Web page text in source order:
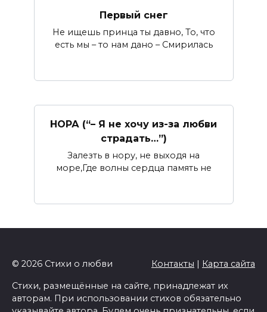
Первый снег
Не ищешь принца ты давно, То, что
есть мы – то нам дано – Смирилась
НОРА (“– Я не хочу из-за любви
страдать…”)
Залезть в нору, не выходя на
море,Где волны сердца память не
© 2026 Стихи о любви Контакты | Карта сайта
Стихи, размещённые на сайте, принадлежат их
авторам. При использовании стихов обязательно